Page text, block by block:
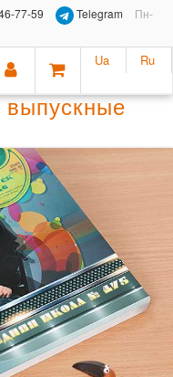
77-59 Telegram
Пн-
Ua Ru